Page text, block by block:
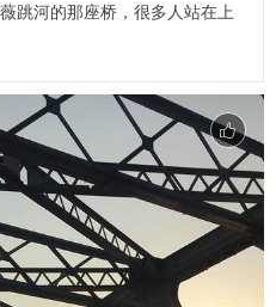
跳河的那座桥，很多人站在上